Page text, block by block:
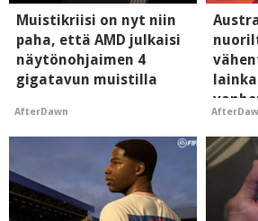
Muistikriisi on nyt niin
paha, että AMD julkaisi
näytönohjaimen 4
gigatavun muistilla
AfterDawn